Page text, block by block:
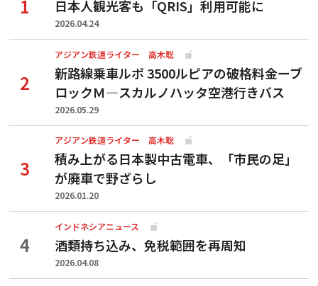
日本人観光客も「QRIS」利用可能に
2026.04.24
アジアン鉄道ライター 高木聡
新路線乗車ルポ 3500ルピアの破格料金ーブ
ロックＭ―スカルノハッタ空港行きバス
2026.05.29
アジアン鉄道ライター 高木聡
積み上がる日本製中古電車、「市民の足」
が廃車で野ざらし
2026.01.20
インドネシアニュース
酒類持ち込み、免税範囲を再周知
2026.04.08